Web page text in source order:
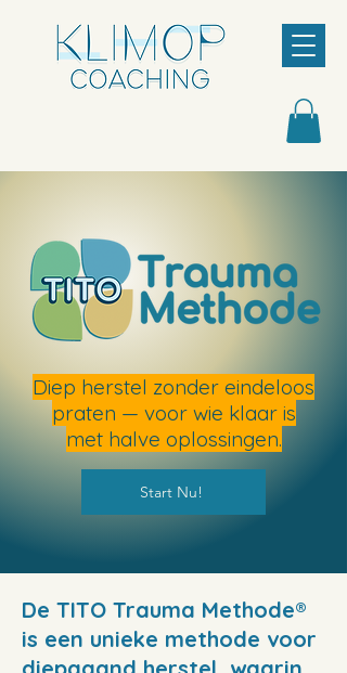
Diep herstel zonder eindeloos
praten — voor wie klaar is
met halve oplossingen.
Start Nu!
De TITO Trauma Methode®
is een unieke methode voor